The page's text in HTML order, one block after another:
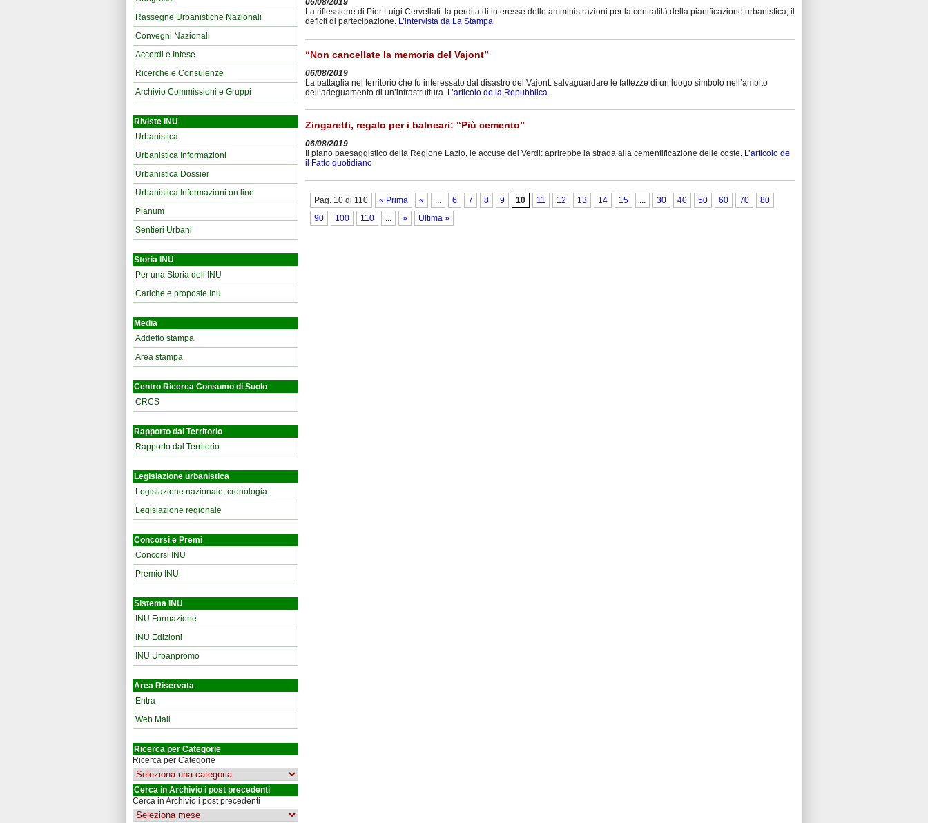
Rassegne Urbanistiche Nazionali
Convegni Nazionali
Accordi e Intese
Ricerche e Consulenze
Archivio Commissioni e Gruppi
Riviste INU
Urbanistica
Urbanistica Informazioni
Urbanistica Dossier
Urbanistica Informazioni on line
Planum
Sentieri Urbani
Storia INU
Per una Storia dell’INU
Cariche e proposte Inu
Media
Addetto stampa
Area stampa
Centro Ricerca Consumo di Suolo
CRCS
Rapporto dal Territorio
Rapporto dal Territorio
Legislazione urbanistica
Legislazione nazionale, cronologia
Legislazione regionale
Concorsi e Premi
Concorsi INU
Premio INU
Sistema INU
INU Formazione
INU Edizioni
INU Urbanpromo
Area Riservata
Entra
Web Mail
Ricerca per Categorie
Ricerca per Categorie
Cerca in Archivio i post precedenti
Cerca in Archivio i post precedenti
06/08/2019
La riflessione di Pier Luigi Cervellati: la perdita di interesse delle amministrazioni per la centralità della pianificazione urbanistica, il
deficit di partecipazione. L’intervista da La Stampa
“Non cancellate la memoria del Vajont”
06/08/2019
La battaglia nel territorio che fu interessato dal disastro del Vajont: salvaguardare le fattezze di un luogo simbolo nell’ambito
dell’adeguamento di un’infrastruttura. L’articolo de la Repubblica
Zingaretti, regalo per i balneari: “Più cemento”
06/08/2019
Il piano paesaggistico della Regione Lazio, le accuse dei Verdi: aprirebbe la strada alla cementificazione delle coste. L’articolo de
il Fatto quotidiano
Pag. 10 di 110 « Prima « ... 6 7 8 9 10 11 12 13 14 15 ... 30 40 50 60 70
80
90
100 110 ... » Ultima »